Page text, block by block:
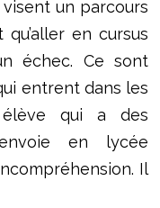
un parcours
en cursus
échec. Ce sont
entrent dans les
élève qui a des
en lycée
Il